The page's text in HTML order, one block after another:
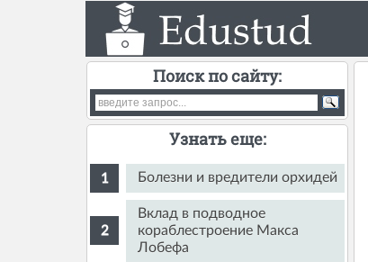
Поиск по сайту:
Узнать еще:
Болезни и вредители орхидей
Вклад в подводное
кораблестроение Макса
Лобефа